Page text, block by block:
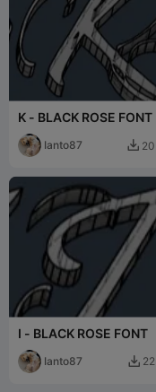
K - BLACK ROSE FONT
Ianto87  20
I - BLACK ROSE FONT
Ianto87  22